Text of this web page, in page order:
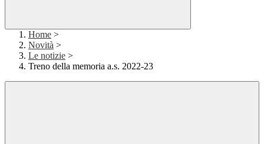
Home >
Novità >
Le notizie >
Treno della memoria a.s. 2022-23